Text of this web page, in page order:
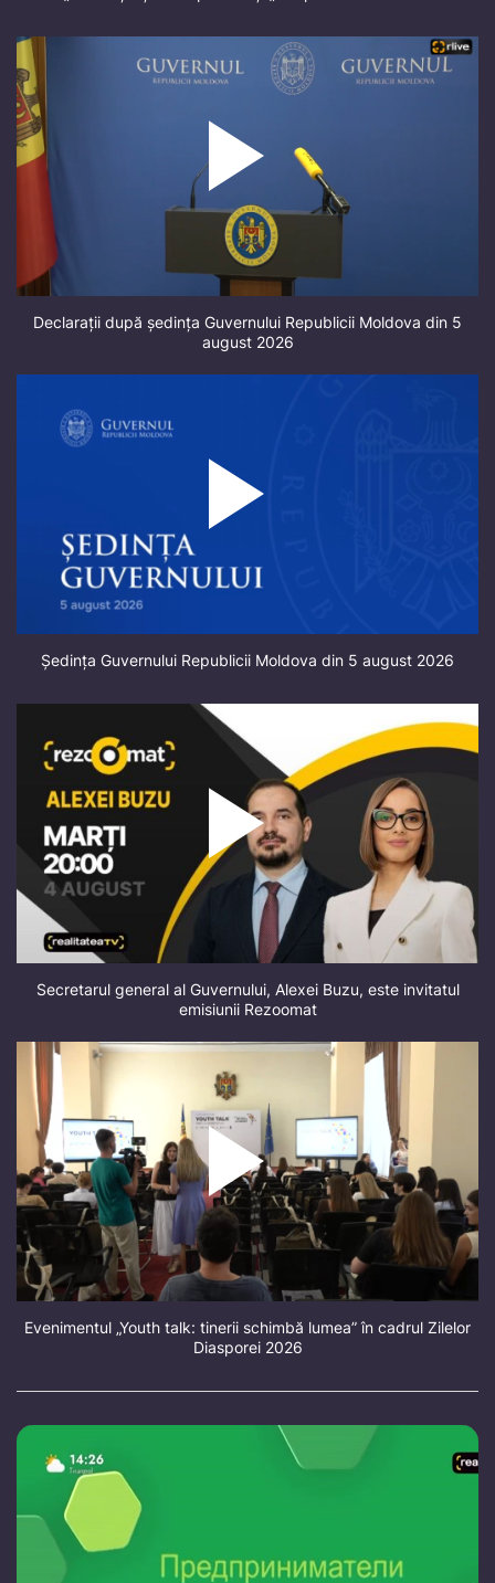
Declarații după ședința Guvernului Republicii Moldova din 5
august 2026
Ședința Guvernului Republicii Moldova din 5 august 2026
Secretarul general al Guvernului, Alexei Buzu, este invitatul
emisiunii Rezoomat
Evenimentul „Youth talk: tinerii schimbă lumea” în cadrul Zilelor
Diasporei 2026